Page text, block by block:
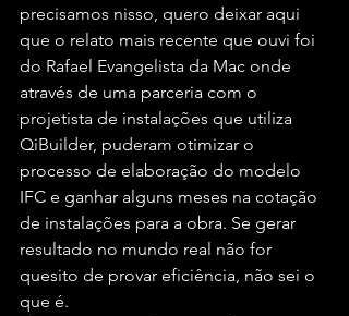
precisamos nisso, quero deixar aqui
que o relato mais recente que ouvi foi
do Rafael Evangelista da Mac onde
através de uma parceria com o
projetista de instalações que utiliza
QiBuilder, puderam otimizar o
processo de elaboração do modelo
IFC e ganhar alguns meses na cotação
de instalações para a obra. Se gerar
resultado no mundo real não for
quesito de provar eficiência, não sei o
que é.